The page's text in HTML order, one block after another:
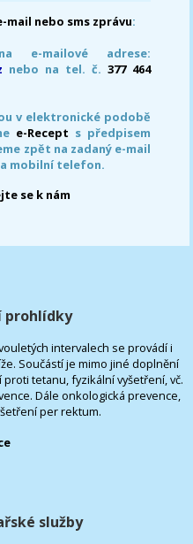
mail nebo sms zprávu:
e-mailové adrese:
nebo na tel. č. 377 464
v elektronické podobě
e-Recept s předpisem
zpět na zadaný e-mail
mobilní telefon.
se k nám
prohlídky
intervalech se provádí i
Součástí je mimo jiné doplnění
tetanu, fyzikální vyšetření, vč.
Dále onkologická prevence,
per rektum.
služby